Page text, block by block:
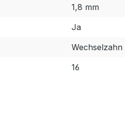
1,8 mm
Ja
Wechselzahn
16